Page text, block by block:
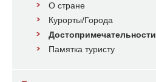
О стране
Курорты/Города
Достопримечательности
Памятка туристу